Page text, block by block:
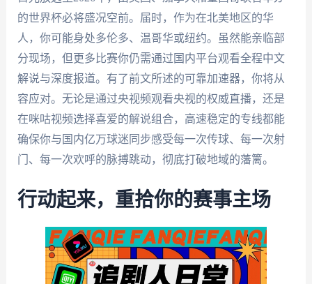
的世界杯必将盛况空前。届时，作为在北美地区的华
人，你可能身处多伦多、温哥华或纽约。虽然能亲临部
分现场，但更多比赛你仍需通过国内平台观看全程中文
解说与深度报道。有了前文所述的可靠加速器，你将从
容应对。无论是通过央视频观看央视的权威直播，还是
在咪咕视频选择喜爱的解说组合，高速稳定的专线都能
确保你与国内亿万球迷同步感受每一次传球、每一次射
门、每一次欢呼的脉搏跳动，彻底打破地域的藩篱。
行动起来，重拾你的赛事主场